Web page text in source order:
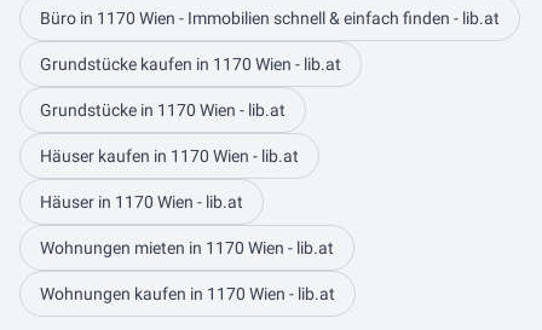
Büro in 1170 Wien - Immobilien schnell & einfach finden - lib.at
Grundstücke kaufen in 1170 Wien - lib.at
Grundstücke in 1170 Wien - lib.at
Häuser kaufen in 1170 Wien - lib.at
Häuser in 1170 Wien - lib.at
Wohnungen mieten in 1170 Wien - lib.at
Wohnungen kaufen in 1170 Wien - lib.at